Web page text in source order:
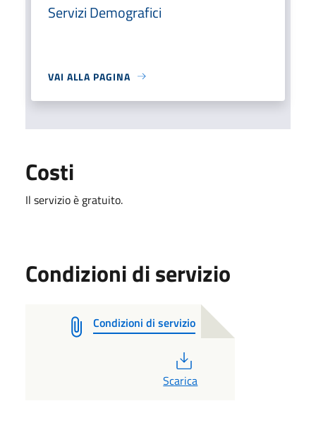
Servizi Demografici
VAI ALLA PAGINA
Costi
Il servizio è gratuito.
Condizioni di servizio
Condizioni di servizio
Scarica